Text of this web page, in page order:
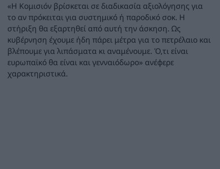
«Η Κομισιόν βρίσκεται σε διαδικασία αξιολόγησης για
το αν πρόκειται για συστημικό ή παροδικό σοκ. Η
στήριξη θα εξαρτηθεί από αυτή την άσκηση. Ως
κυβέρνηση έχουμε ήδη πάρει μέτρα για το πετρέλαιο και
βλέπουμε για λιπάσματα κι αναμένουμε. Ό,τι είναι
ευρωπαϊκό θα είναι και γενναιόδωρο» ανέφερε
χαρακτηριστικά.